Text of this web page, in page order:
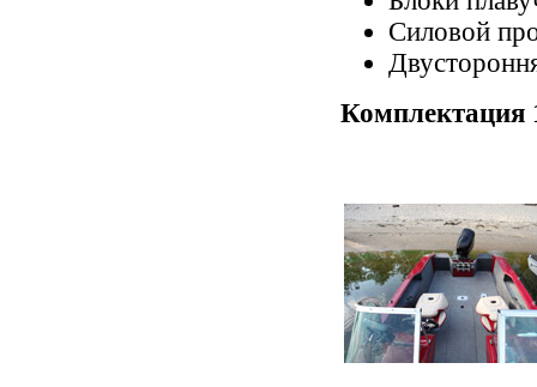
Силовой
Комплектация